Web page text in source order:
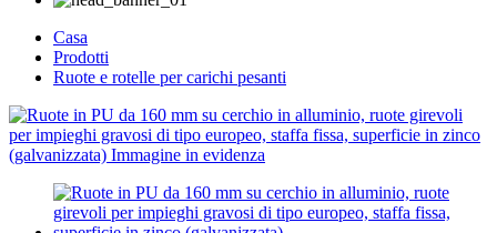
Casa
Prodotti
Ruote e rotelle per carichi pesanti